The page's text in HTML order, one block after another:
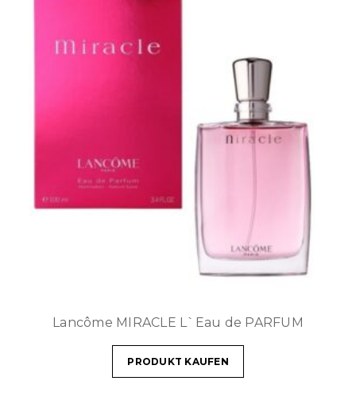
Lancôme MIRACLE L`Eau de PARFUM
PRODUKT KAUFEN